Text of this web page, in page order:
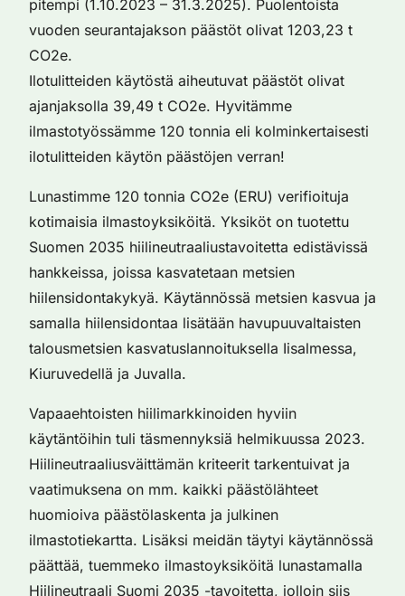
pitempi (1.10.2023 – 31.3.2025). Puolentoista
vuoden seurantajakson päästöt olivat 1203,23 t
CO2e.
Ilotulitteiden käytöstä aiheutuvat päästöt olivat
ajanjaksolla 39,49 t CO2e. Hyvitämme
ilmastotyössämme 120 tonnia eli kolminkertaisesti
ilotulitteiden käytön päästöjen verran!
Lunastimme 120 tonnia CO2e (ERU) verifioituja
kotimaisia ilmastoyksiköitä. Yksiköt on tuotettu
Suomen 2035 hiilineutraaliustavoitetta edistävissä
hankkeissa, joissa kasvatetaan metsien
hiilensidontakykyä. Käytännössä metsien kasvua ja
samalla hiilensidontaa lisätään havupuuvaltaisten
talousmetsien kasvatuslannoituksella Iisalmessa,
Kiuruvedellä ja Juvalla.
Vapaaehtoisten hiilimarkkinoiden hyviin
käytäntöihin tuli täsmennyksiä helmikuussa 2023.
Hiilineutraaliusväittämän kriteerit tarkentuivat ja
vaatimuksena on mm. kaikki päästölähteet
huomioiva päästölaskenta ja julkinen
ilmastotiekartta. Lisäksi meidän täytyi käytännössä
päättää, tuemmeko ilmastoyksiköitä lunastamalla
Hiilineutraali Suomi 2035 -tavoitetta, jolloin siis